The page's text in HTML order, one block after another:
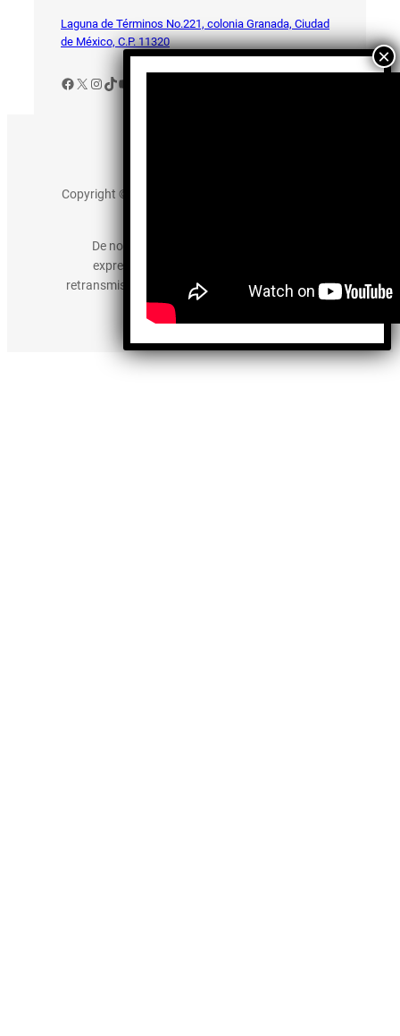
Laguna de Términos No.221, colonia Granada, Ciudad
de México, C.P. 11320
Facebook
X Instagram
TikTok
YouTube
Copyright © 2025 somos-hermanos.mx. Todos los
De no existir previa autorización, queda
expresamente prohibida la publicación,
retransmisión, edición y cualquier otro uso de los
contenidos.